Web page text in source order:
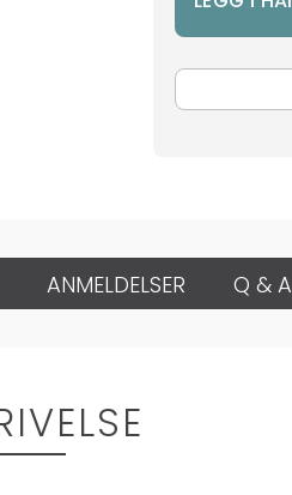
ANMELDELSER Q & A